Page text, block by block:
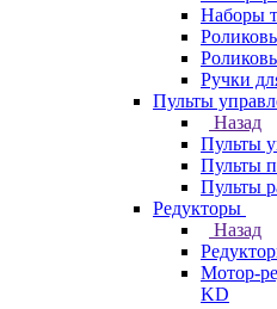
Наборы
Ручки
Пульты
Назад
Пульты
Пульты
Пульты
Редукторы
Назад
Мотор-
KD